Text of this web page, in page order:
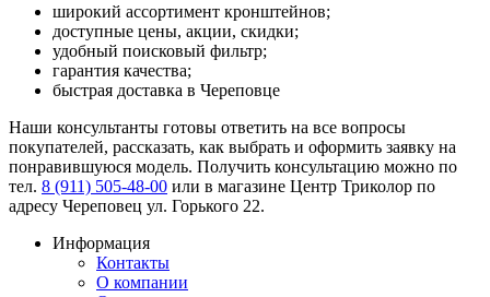
широкий ассортимент кронштейнов;
доступные цены, акции, скидки;
удобный поисковый фильтр;
гарантия качества;
быстрая доставка в Череповце
Наши консультанты готовы ответить на все вопросы
покупателей, рассказать, как выбрать и оформить заявку на
понравившуюся модель. Получить консультацию можно по
тел. 8 (911) 505-48-00 или в магазине Центр Триколор по
адресу Череповец ул. Горького 22.
Информация
Контакты
О компании